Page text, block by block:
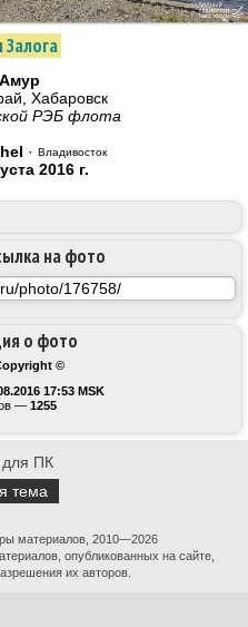
Залога
Хабаровск
РЭБ флота
· Владивосток
2016 г.
о фото
©
17:53 MSK
— 1255
на фото
для ПК
тема
материалов, 2010—2026
опубликованных на сайте,
их авторов.